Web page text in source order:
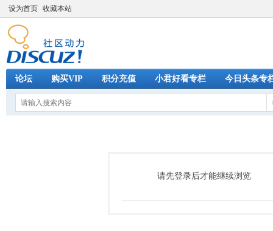
设为首页 收藏本站
论坛 购买VIP 积分充值 小君好看专栏 今日头条专
请先登录后才能继续浏览